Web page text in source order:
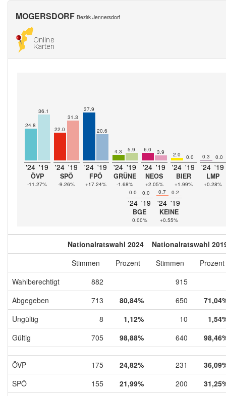
MOGERSDORF Bezirk Jennersdorf
24.8
36.1
'24 '19
ÖVP
-11.27%
22.0
31.3
'24 '19
SPÖ
-9.26%
37.9
20.6
'24 '19
FPÖ
+17.24%
4.3 5.9
'24 '19
GRÜNE
-1.68%
6.0 3.9
'24 '19
NEOS
+2.05%
2.0 0.0
'24 '19
BIER
+1.99%
0.3 0.0
'24 '19
LMP
+0.28%
0.0
0.0
'24 '19
BGE
0.00%
0.7 0.2
'24 '19
KEINE
+0.55%
Nationalratswahl 2024
Nationalratswahl
Stimmen
Prozent Stimmen
Prozent
Wahlberechtigt
882
915
Abgegeben
713 80,84% 650
Ungültig
8 1,12% 10
Gültig
705 98,88% 640
ÖVP 175 24,82% 231
SPÖ
155 21,99% 200